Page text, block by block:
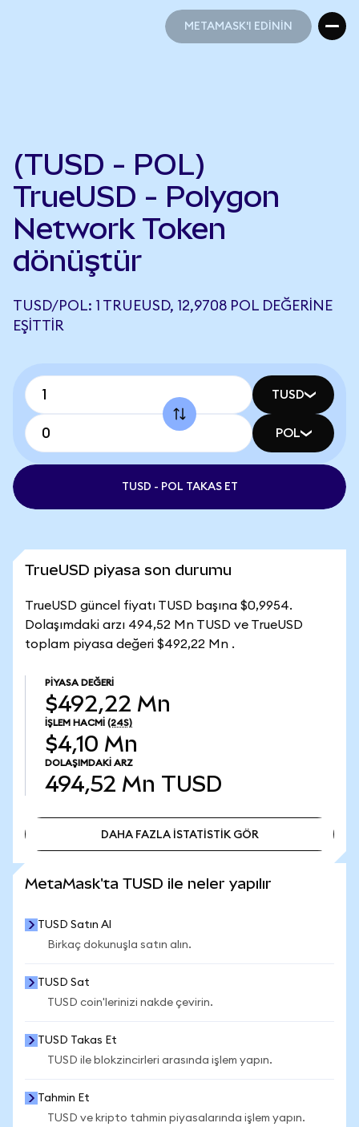
METAMASK'I EDİNİN
(TUSD - POL)
TrueUSD - Polygon
Network Token
dönüştür
TUSD/POL: 1 TRUEUSD, 12,9708 POL DEĞERINE
EŞITTIR
TUSD
POL
TUSD - POL TAKAS ET
TrueUSD piyasa son durumu
TrueUSD güncel fiyatı TUSD başına $0,9954.
Dolaşımdaki arzı 494,52 Mn TUSD ve TrueUSD
toplam piyasa değeri $492,22 Mn .
PIYASA DEĞERI
$492,22 Mn
İŞLEM HACMI (24S)
$4,10 Mn
DOLAŞIMDAKI ARZ
494,52 Mn TUSD
DAHA FAZLA İSTATİSTİK GÖR
MetaMask'ta TUSD ile neler yapılır
TUSD Satın Al
Birkaç dokunuşla satın alın.
TUSD Sat
TUSD coin'lerinizi nakde çevirin.
TUSD Takas Et
TUSD ile blokzincirleri arasında işlem yapın.
Tahmin Et
TUSD ve kripto tahmin piyasalarında işlem yapın.